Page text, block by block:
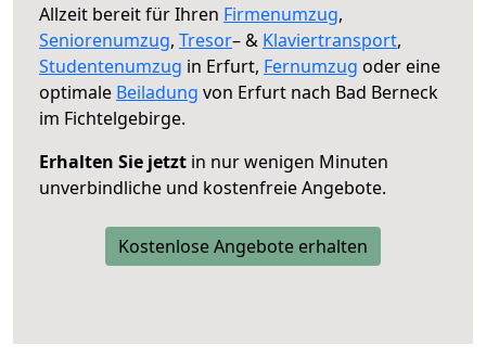
Allzeit bereit für Ihren Firmenumzug,
Seniorenumzug, Tresor– & Klaviertransport,
Studentenumzug in Erfurt, Fernumzug oder eine
optimale Beiladung von Erfurt nach Bad Berneck
im Fichtelgebirge.
Erhalten Sie jetzt in nur wenigen Minuten
unverbindliche und kostenfreie Angebote.
Kostenlose Angebote erhalten